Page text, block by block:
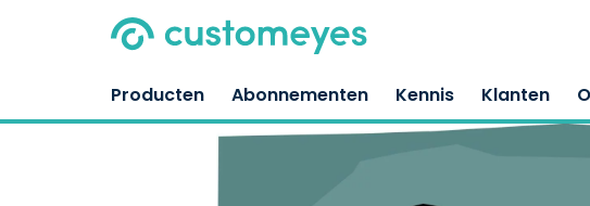
Producten Abonnementen Kennis Klanten